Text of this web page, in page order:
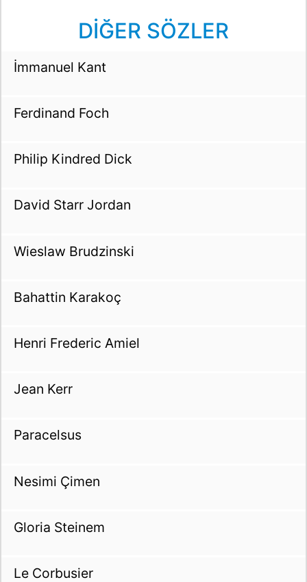
DİĞER SÖZLER
İmmanuel Kant
Ferdinand Foch
Philip Kindred Dick
David Starr Jordan
Wieslaw Brudzinski
Bahattin Karakoç
Henri Frederic Amiel
Jean Kerr
Paracelsus
Nesimi Çimen
Gloria Steinem
Le Corbusier